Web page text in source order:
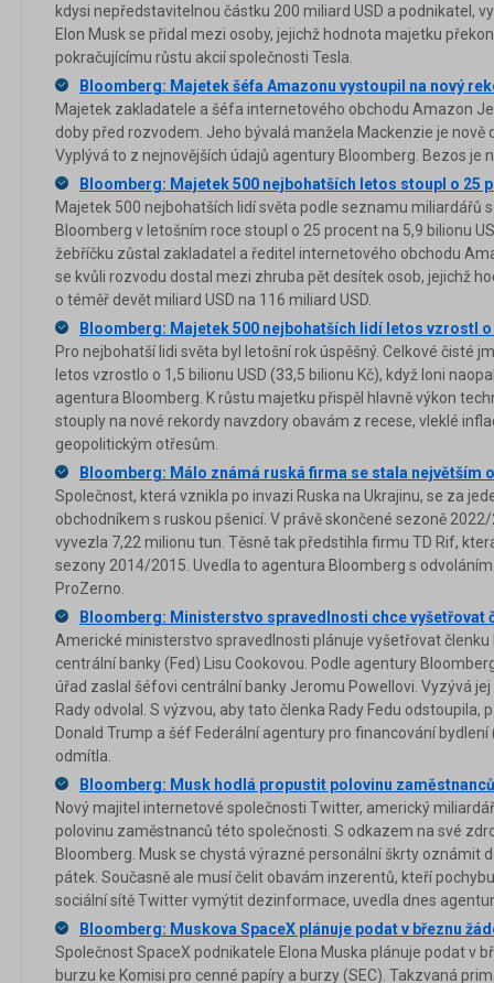
kdysi nepředstavitelnou částku 200 miliard USD a podnikatel,
Elon Musk se přidal mezi osoby, jejichž hodnota majetku
pokračujícímu růstu akcií společnosti Tesla.
Bloomberg: Majetek šéfa Amazonu vystoupil na nový
Majetek zakladatele a šéfa internetového obchodu Amazon
doby před rozvodem. Jeho bývalá manžela Mackenzie je nově
Vyplývá to z nejnovějších údajů agentury Bloomberg. Bezos je
Bloomberg: Majetek 500 nejbohatších letos stoupl o 25
Majetek 500 nejbohatších lidí světa podle seznamu miliardářů
Bloomberg v letošním roce stoupl o 25 procent na 5,9 bilionu
žebříčku zůstal zakladatel a ředitel internetového obchodu
se kvůli rozvodu dostal mezi zhruba pět desítek osob, jejichž
o téměř devět miliard USD na 116 miliard USD.
Bloomberg: Majetek 500 nejbohatších lidí letos vzrostl o
Pro nejbohatší lidi světa byl letošní rok úspěšný. Celkové čisté
letos vzrostlo o 1,5 bilionu USD (33,5 bilionu Kč), když loni
agentura Bloomberg. K růstu majetku přispěl hlavně výkon
stouply na nové rekordy navzdory obavám z recese, vleklé
geopolitickým otřesům.
Bloomberg: Málo známá ruská firma se stala největším
Společnost, která vznikla po invazi Ruska na Ukrajinu, se za
obchodníkem s ruskou pšenicí. V právě skončené sezoně
vyvezla 7,22 milionu tun. Těsně tak předstihla firmu TD Rif,
sezony 2014/2015. Uvedla to agentura Bloomberg s
ProZerno.
Bloomberg: Ministerstvo spravedlnosti chce vyšetřovat
Americké ministerstvo spravedlnosti plánuje vyšetřovat
centrální banky (Fed) Lisu Cookovou. Podle agentury
úřad zaslal šéfovi centrální banky Jeromu Powellovi. Vyzývá
Rady odvolal. S výzvou, aby tato členka Rady Fedu odstoupila,
Donald Trump a šéf Federální agentury pro financování bydlení
odmítla.
Bloomberg: Musk hodlá propustit polovinu
Nový majitel internetové společnosti Twitter, americký
polovinu zaměstnanců této společnosti. S odkazem na své
Bloomberg. Musk se chystá výrazné personální škrty oznámit
pátek. Současně ale musí čelit obavám inzerentů, kteří
sociální sítě Twitter vymýtit dezinformace, uvedla dnes
Bloomberg: Muskova SpaceX plánuje podat v březnu
Společnost SpaceX podnikatele Elona Muska plánuje podat v
burzu ke Komisi pro cenné papíry a burzy (SEC). Takzvaná